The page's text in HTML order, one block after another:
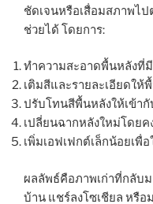
ชัดเจนหรือเสื่อมสภาพไป
ช่วยได้ โดยการ:
ทำความสะอาดพื้นหลังที่
เติมสีและรายละเอียดใ
ปรับโทนสีพื้นหลังให้เข้า
เปลี่ยนฉากหลังใหม่โดย
เพิ่มเอฟเฟกต์เล็กน้อยเ
ผลลัพธ์คือภาพเก่าที่กลับ
บ้าน แชร์ลงโซเชียล หรื